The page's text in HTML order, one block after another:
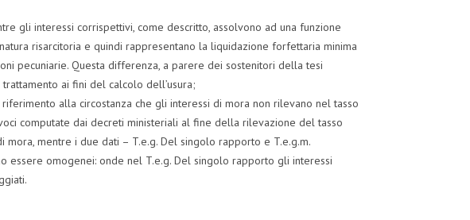
gli interessi corrispettivi, come descritto, assolvono ad una funzione
risarcitoria e quindi rappresentano la liquidazione forfettaria minima
pecuniarie. Questa differenza, a parere dei sostenitori della tesi
ai fini del calcolo dell’usura;
alla circostanza che gli interessi di mora non rilevano nel tasso
computate dai decreti ministeriali al fine della rilevazione del tasso
mora, mentre i due dati – T.e.g. Del singolo rapporto e T.e.g.m.
essere omogenei: onde nel T.e.g. Del singolo rapporto gli interessi